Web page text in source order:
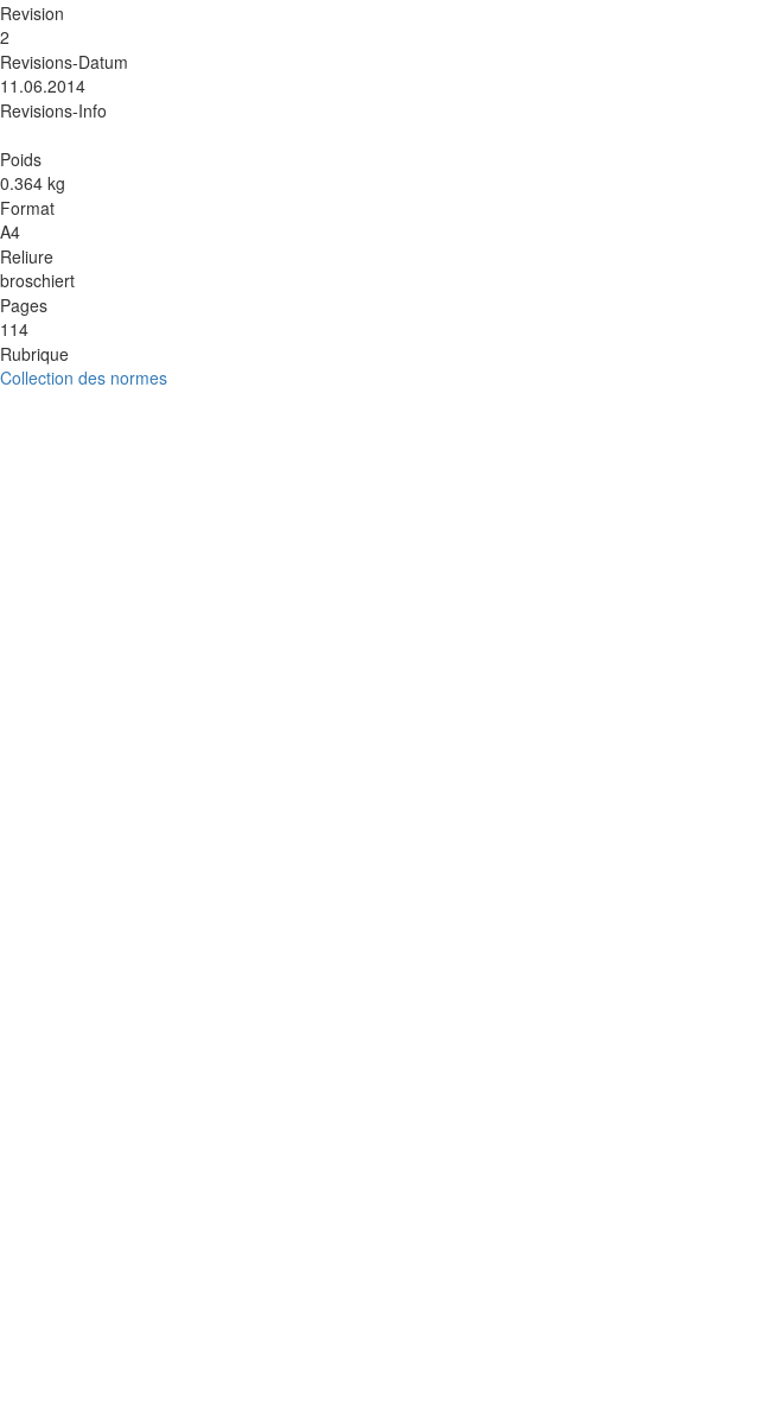
Revision
2
Revisions-Datum
11.06.2014
Revisions-Info
Poids
0.364 kg
Format
A4
Reliure
broschiert
Pages
114
Rubrique
Collection des normes